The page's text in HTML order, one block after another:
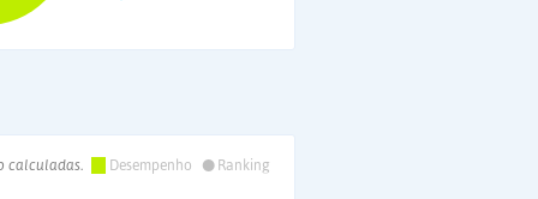
calculadas. Desempenho •
Ranking